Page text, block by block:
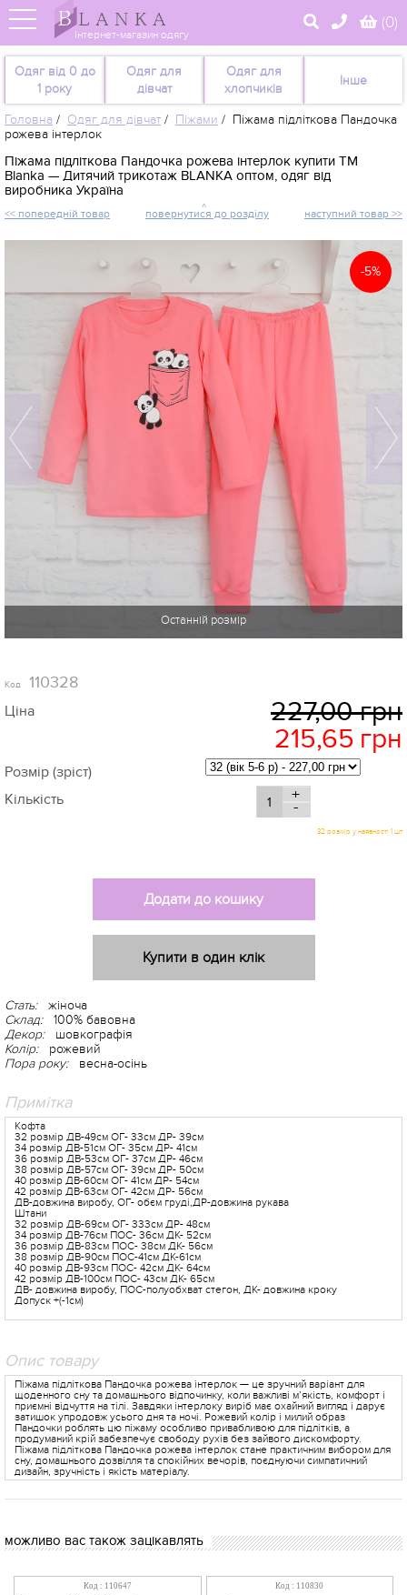
Інтернет-магазин одягу
(0)
Одяг від 0 до
1 року
Одяг для
дівчат
Одяг для
хлопчиків
Інше
Головна / Одяг для дівчат / Піжами / Піжама підліткова Пандочка
рожева інтерлок
Піжама підліткова Пандочка рожева інтерлок купити TM
Blanka — Дитячий трикотаж BLANKA оптом, одяг від
виробника Україна
<< попередній товар наступний товар >>
повернутися до розділу
-5%
Код 110328
Ціна
227,00 грн
215,65 грн
Розмір (зріст)
Кількість
+
-
Додати до кошику
Купити в один клік
Стать: жіноча
Склад: 100% бавовна
Декор: шовкографія
Колір: рожевий
Пора року: весна-осінь
Примітка
Кофта
32 розмір ДВ-49см ОГ- 33см ДР- 39см
34 розмір ДВ-51см ОГ- 35см ДР- 41см
36 розмір ДВ-53см ОГ- 37см ДР- 46см
38 розмір ДВ-57см ОГ- 39см ДР- 50см
40 розмір ДВ-60см ОГ- 41см ДР- 54см
42 розмір ДВ-63см ОГ- 42см ДР- 56см
ДВ-довжина виробу, ОГ- обєм груді,ДР-довжина рукава
Штани
32 розмір ДВ-69см ОГ- 333см ДР- 48см
34 розмір ДВ-76см ПОС- 36см ДК- 52см
36 розмір ДВ-83см ПОС- 38см ДК- 56см
38 розмір ДВ-90см ПОС-41см ДК-61см
40 розмір ДВ-93см ПОС- 42см ДК- 64см
42 розмір ДВ-100см ПОС- 43см ДК- 65см
ДВ- довжина виробу, ПОС-полуобхват стегон, ДК- довжина кроку
Допуск +(-1см)
Опис товару
Піжама підліткова Пандочка рожева інтерлок — це зручний варіант для
щоденного сну та домашнього відпочинку, коли важливі м’якість, комфорт і
приємні відчуття на тілі. Завдяки інтерлоку виріб має охайний вигляд і дарує
затишок упродовж усього дня та ночі. Рожевий колір і милий образ
Пандочки роблять цю піжаму особливо привабливою для підлітків, а
продуманий крій забезпечує свободу рухів без зайвого дискомфорту.
Піжама підліткова Пандочка рожева інтерлок стане практичним вибором для
сну, домашнього дозвілля та спокійних вечорів, поєднуючи симпатичний
дизайн, зручність і якість матеріалу.
можливо вас також зацікавлять
Код : 110647 Код : 110830